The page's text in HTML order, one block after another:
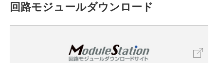
回路モジュールダウンロード